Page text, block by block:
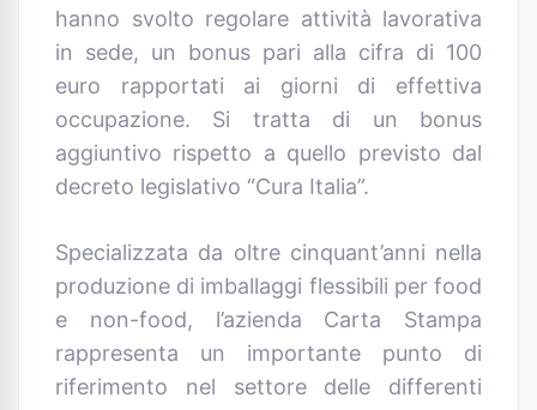
hanno svolto regolare attività lavorativa
in sede, un bonus pari alla cifra di 100
euro rapportati ai giorni di effettiva
occupazione. Si tratta di un bonus
aggiuntivo rispetto a quello previsto dal
decreto legislativo “Cura Italia”.
Specializzata da oltre cinquant’anni nella
produzione di imballaggi flessibili per food
e non-food, l’azienda Carta Stampa
rappresenta un importante punto di
riferimento nel settore delle differenti